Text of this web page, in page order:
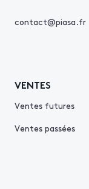
contact@piasa.fr
VENTES
Ventes futures
Ventes passées